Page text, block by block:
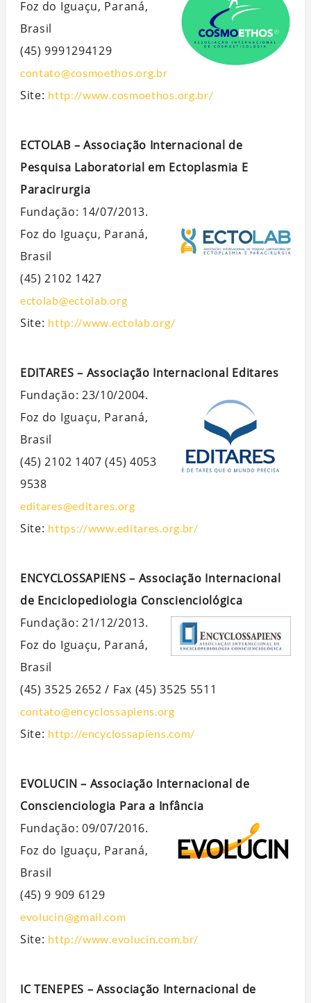
Foz do Iguaçu, Paraná,
Brasil
(45) 9991294129
contato@cosmoethos.org.br
Site: http://www.cosmoethos.org.br/
ECTOLAB – Associação Internacional de
Pesquisa Laboratorial em Ectoplasmia E
Paracirurgia
Fundação: 14/07/2013.
Foz do Iguaçu, Paraná,
Brasil
(45) 2102 1427
ectolab@ectolab.org
Site: http://www.ectolab.org/
EDITARES – Associação Internacional Editares
Fundação: 23/10/2004.
Foz do Iguaçu, Paraná,
Brasil
(45) 2102 1407 (45) 4053
9538
editares@editares.org
Site: https://www.editares.org.br/
ENCYCLOSSAPIENS – Associação Internacional
de Enciclopediologia Conscienciológica
Fundação: 21/12/2013.
Foz do Iguaçu, Paraná,
Brasil
(45) 3525 2652 / Fax (45) 3525 5511
contato@encyclossapiens.org
Site: http://encyclossapiens.com/
EVOLUCIN – Associação Internacional de
Conscienciologia Para a Infância
Fundação: 09/07/2016.
Foz do Iguaçu, Paraná,
Brasil
(45) 9 909 6129
evolucin@gmail.com
Site: http://www.evolucin.com.br/
IC TENEPES – Associação Internacional de